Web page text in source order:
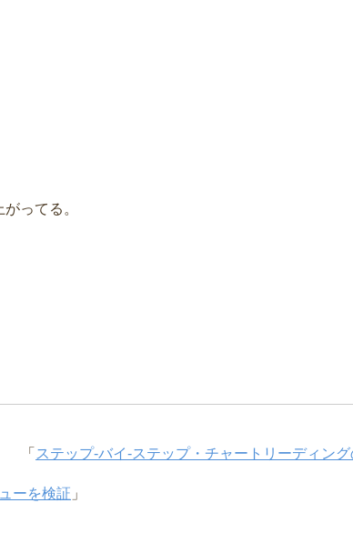
ってる。
「 ステップ-バイ-ステップ・チャートリーディン
ーを検証 」